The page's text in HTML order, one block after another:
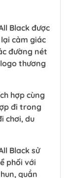
Black được
cảm giác
đường nét
thương
hợp cùng
đi trong
chơi, du
Black sử
phối với
quần